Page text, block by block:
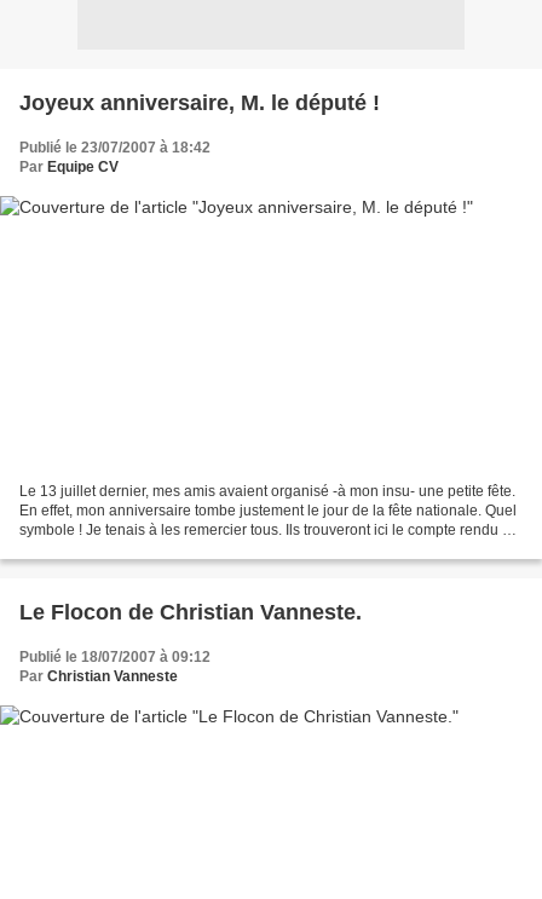
Joyeux anniversaire, M. le député !
Publié le 23/07/2007 à 18:42
Par Equipe CV
Le 13 juillet dernier, mes amis avaient organisé -à mon insu- une petite fête.
En effet, mon anniversaire tombe justement le jour de la fête nationale. Quel
symbole ! Je tenais à les remercier tous. Ils trouveront ici le compte rendu de
Le Flocon de Christian Vanneste.
Publié le 18/07/2007 à 09:12
Par Christian Vanneste